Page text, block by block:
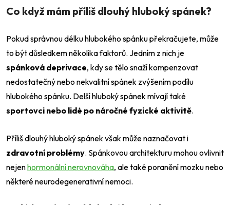
Co když mám příliš dlouhý hluboký spánek?
Pokud správnou délku hlubokého spánku překračujete, může
to být důsledkem několika faktorů. Jedním z nich je
spánková deprivace, kdy se tělo snaží kompenzovat
nedostatečný nebo nekvalitní spánek zvýšením podílu
hlubokého spánku. Delší hluboký spánek mívají také
sportovci nebo lidé po náročné fyzické aktivitě.
Příliš dlouhý hluboký spánek však může naznačovat i
zdravotní problémy. Spánkovou architekturu mohou ovlivnit
nejenhormonální nerovnováha, ale také poranění mozku nebo
některé neurodegenerativní nemoci.